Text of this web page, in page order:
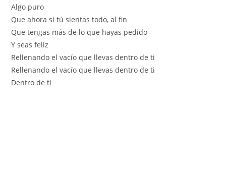
Algo puro
Que ahora sí tú sientas todo, al fin
Que tengas más de lo que hayas pedido
Y seas feliz
Rellenando el vacío que llevas dentro de ti
Rellenando el vacío que llevas dentro de ti
Dentro de ti